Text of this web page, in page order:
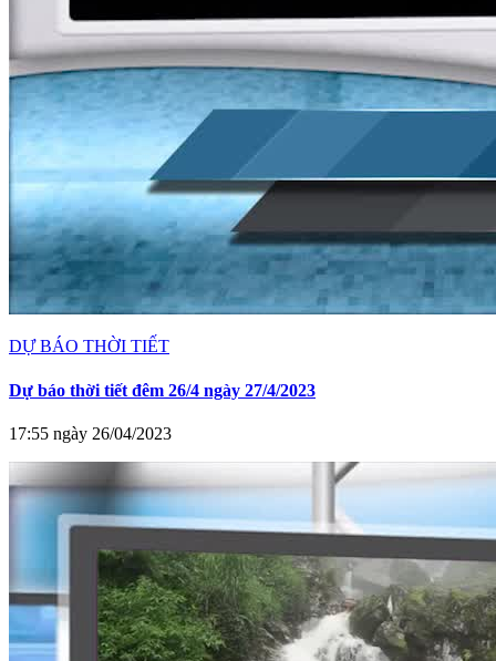
DỰ BÁO THỜI TIẾT
Dự báo thời tiết đêm 26/4 ngày 27/4/2023
17:55 ngày 26/04/2023